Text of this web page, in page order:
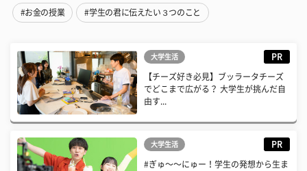
#お金の授業 #学生の君に伝えたい３つのこと
大学生活 PR
【チーズ好き必見】ブッラータチーズ
でどこまで広がる？ 大学生が挑んだ自
由す...
大学生活 PR
#ぎゅ〜〜にゅー！学生の発想から生ま